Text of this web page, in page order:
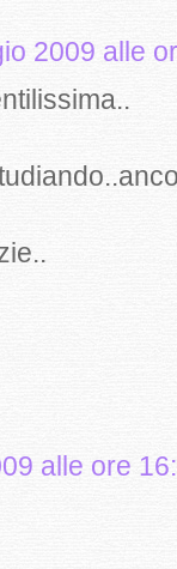
2009 alle
alle ore